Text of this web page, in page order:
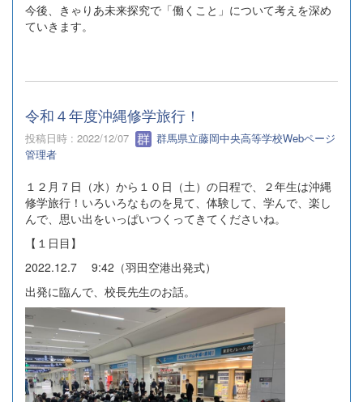
今後、きゃりあ未来探究で「働くこと」について考えを深め
ていきます。
令和４年度沖縄修学旅行！
投稿日時 : 2022/12/07
群馬県立藤岡中央高等学校Webページ
管理者
１２月７日（水）から１０日（土）の日程で、２年生は沖縄
修学旅行！いろいろなものを見て、体験して、学んで、楽し
んで、思い出をいっぱいつくってきてくださいね。
【１日目】
2022.12.7 9:42（羽田空港出発式）
出発に臨んで、校長先生のお話。